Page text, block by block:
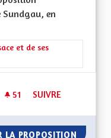
Sundgau, en
: L'attractivité
et de ses
51 51 ABONNÉS
SUIVRE
LA PROPOSITION